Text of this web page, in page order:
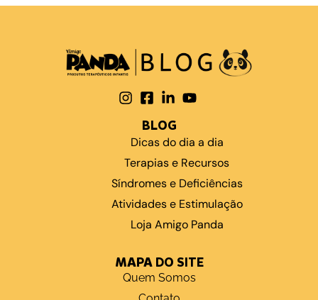
BLOG
Dicas do dia a dia
Terapias e Recursos
Síndromes e Deficiências
Atividades e Estimulação
Loja Amigo Panda
MAPA DO SITE
Quem Somos